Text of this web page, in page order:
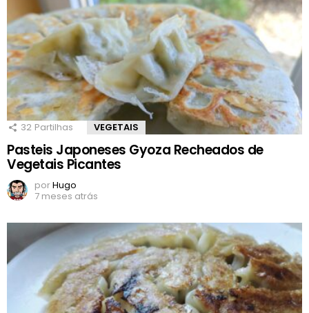
32 Partilhas VEGETAIS
Pasteis Japoneses Gyoza Recheados de
Vegetais Picantes
porHugo
7 meses atrás